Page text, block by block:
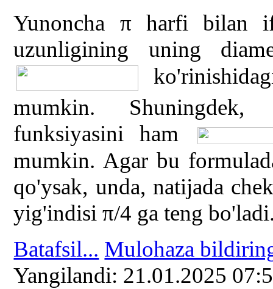
Yunoncha π harfi bilan
uzunligining uning
mumkin. Shuningdek,
funksiyasini ham
mumkin. Agar bu
qo'ysak, unda, natijada
yig'indisi π/4 ga teng
Batafsil... Mulohaza
Yangilаndi: 21.01.2025